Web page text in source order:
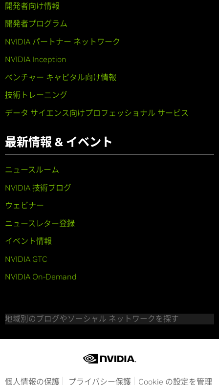
開発者向け情報
開発者プログラム
NVIDIA パートナー ネットワーク
NVIDIA Inception
ベンチャー キャピタル向け情報
技術トレーニング
データ サイエンス向けプロフェッショナル サービス
最新情報 & イベント
ニュースルーム
NVIDIA 技術ブログ
ウェビナー
ニュースレター登録
イベント情報
NVIDIA GTC
NVIDIA On-Demand
地域別のブログやソーシャル ネットワークを探す
個人情報の保護 プライバシー保護 Cookie の設定を管理